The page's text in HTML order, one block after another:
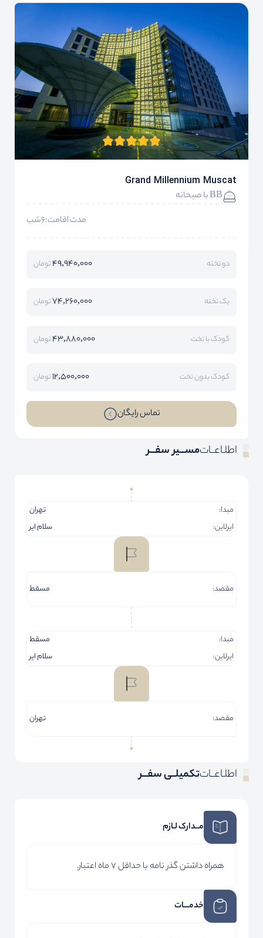
Grand Millennium Muscat
BB با صبحانه
مدت اقامت:6شب
دو تخته 49,940,000تومان
یک تخته 74,260,000تومان
کودک با تخت 43,880,000تومان
کودک بدون تخت 12,500,000تومان
تماس رایگان
اطلـاعــاتمســـیر سفـــر
مبدا:
تهران
ایرلاین:
سلام ایر
مقصد: مسقط
مبدا:
مسقط
ایرلاین:
سلام ایر
مقصد: تهران
اطلـاعــاتتکمیلــی سفـــر
مــدارک لـازم
همراه داشتن گذر نامه با حداقل 7 ماه اعتبار.
خدمـــات